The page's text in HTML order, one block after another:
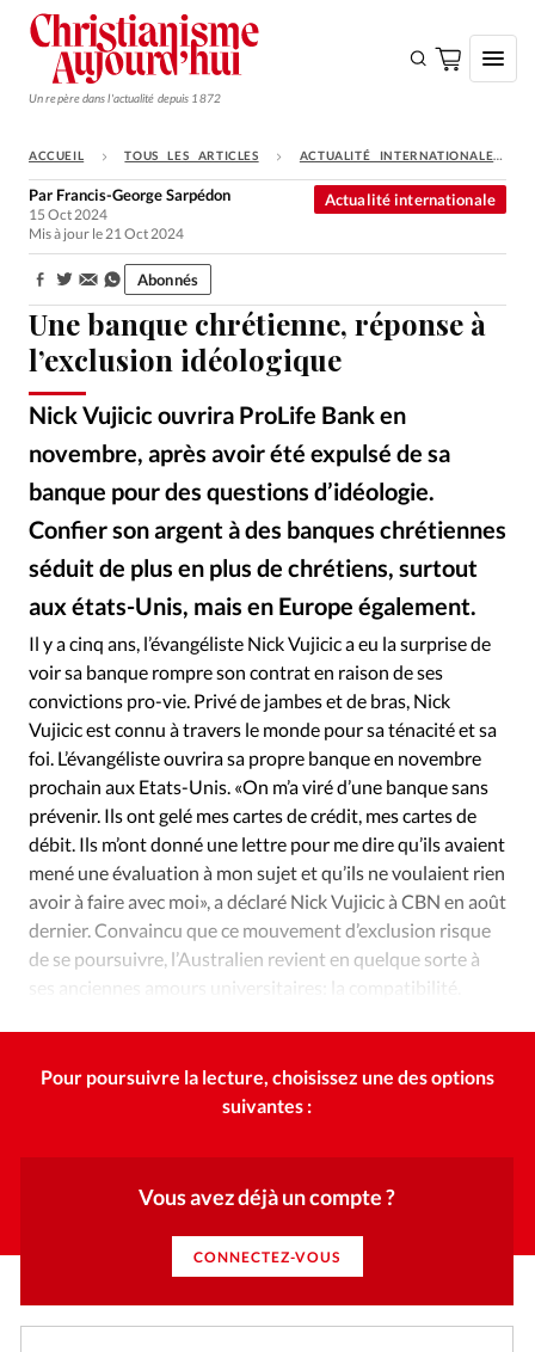
Un repère dans l'actualité depuis 1872
S'ABONNER
Monde
Opinions
Tous les articles
Faire un don
Se connecter
Édition: Internationale
Devise:CHF
Tous les articles
Actualité chrétienne
Actualité internationale
Chronique
Culture
Dossier
Eglises Foi Génération réveil
Monde
Opinions
Publireportage
Relations Aujourd'hui
Société
Tour du monde des Eglises
Trait d'Ixène
Vécu
Vie Intérieure
ACCUEIL TOUS LES ARTICLES ACTUALITÉ INTERNATIONALE
Une banque chrétienne, réponse à
l’exclusion idéologique
Nick Vujicic ouvrira ProLife Bank en
novembre, après avoir été expulsé de sa
banque pour des questions d’idéologie.
Confier son argent à des banques chrétiennes
séduit de plus en plus de chrétiens, surtout
aux états-Unis, mais en Europe également.
Actualité internationale
Par Francis-George Sarpédon
15 Oct 2024
Mis à jour le 21 Oct 2024
Partager: Abonnés
©GettyImages
Il y a cinq ans, l’évangéliste Nick Vujicic a eu la surprise de
voir sa banque rompre son contrat en raison de ses
convictions pro-vie. Privé de jambes et de bras, Nick
Vujicic est connu à travers le monde pour sa ténacité et sa
foi. L’évangéliste ouvrira sa propre banque en novembre
prochain aux Etats-Unis. «On m’a viré d’une banque sans
prévenir. Ils ont gelé mes cartes de crédit, mes cartes de
débit. Ils m’ont donné une lettre pour me dire qu’ils avaient
mené une évaluation à mon sujet et qu’ils ne voulaient rien
avoir à faire avec moi», a déclaré Nick Vujicic à CBN en août
dernier. Convaincu que ce mouvement d’exclusion risque
de se poursuivre, l’Australien revient en quelque sorte à
ses anciennes amours universitaires: la compatibilité.
Pour poursuivre la lecture, choisissez une des options
suivantes :
Vous avez déjà un compte ?
CONNECTEZ-VOUS